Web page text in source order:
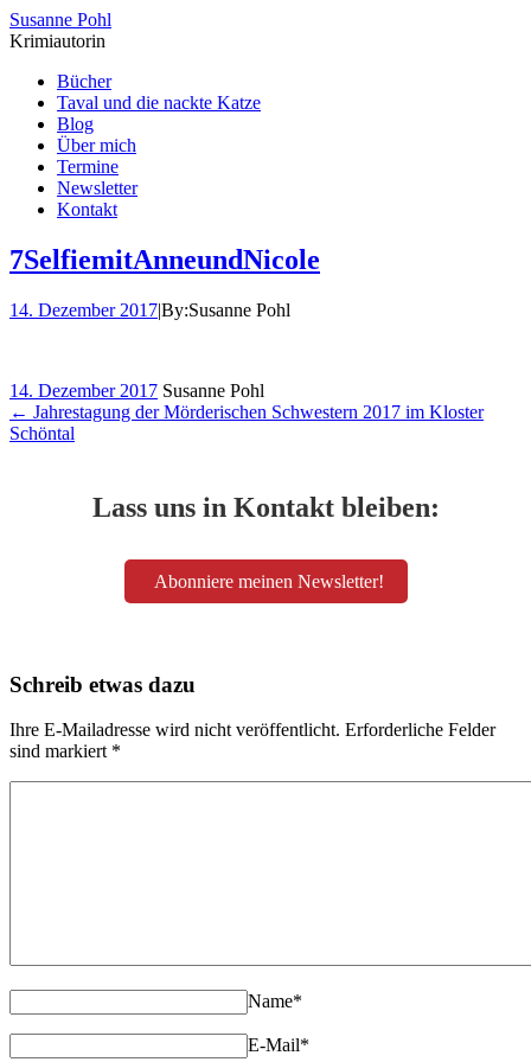
Susanne Pohl
Krimiautorin
Bücher
Taval und die nackte Katze
Blog
Über mich
Termine
Newsletter
Kontakt
7SelfiemitAnneundNicole
14. Dezember 2017|By:Susanne Pohl
14. Dezember 2017 Susanne Pohl
← Jahrestagung der Mörderischen Schwestern 2017 im Kloster
Schöntal
Lass uns in Kontakt bleiben:
Abonniere meinen Newsletter!
Schreib etwas dazu
Ihre E-Mailadresse wird nicht veröffentlicht. Erforderliche Felder
sind markiert *
Name*
E-Mail*